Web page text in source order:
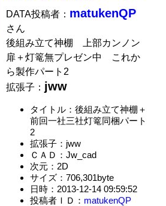
DATA投稿者： matukenQP
さん
後組み立て神棚 上部カンノン
扉＋灯篭無プレゼン中 これか
ら製作パート2
拡張子： jww
タイトル：後組み立て神棚＋
前回一社三社灯篭同梱パート
2
拡張子：jww
ＣＡＤ：Jw_cad
次元：2D
サイズ：706,301byte
日時：2013-12-14 09:59:52
投稿者ＩＤ： matukenQP